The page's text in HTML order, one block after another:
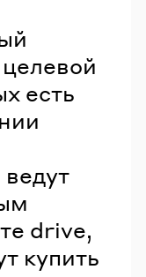
есть
drive,
купить